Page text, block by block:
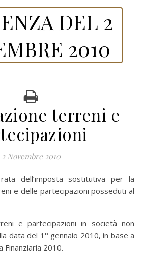
DEL 2
2010
terreni e
2 Novembre 2010
e delle partecipazioni posseduti al
e partecipazioni in società non
data del 1° gennaio 2010, in base a
Finanziaria 2010.